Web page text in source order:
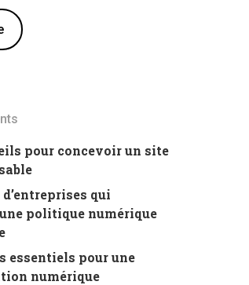
pour concevoir un site
qui
politique numérique
essentiels pour une
numérique